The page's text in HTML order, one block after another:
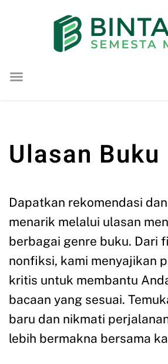
konten
Ulasan Buku
Dapatkan rekomendasi
menarik melalui ulasan
berbagai genre buku. Dari
nonfiksi, kami menyajikan
kritis untuk membantu
bacaan yang sesuai.
baru dan nikmati
lebih bermakna bersama